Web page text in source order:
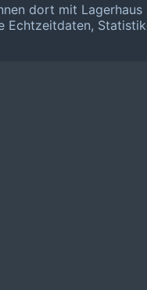
dort mit Lagerhaus
Echtzeitdaten,